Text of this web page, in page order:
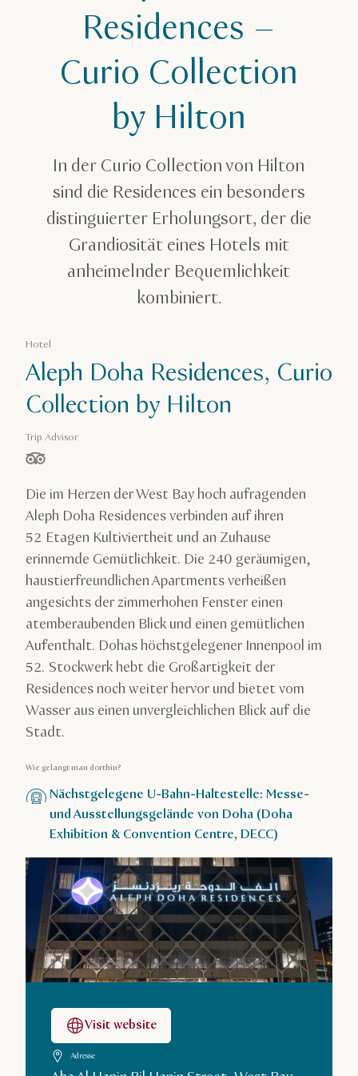
Aleph Doha Residences | Curio Collection by Hilton
Residences –
Curio Collection
by Hilton
In der Curio Collection von Hilton
sind die Residences ein besonders
distinguierter Erholungsort, der die
Grandiosität eines Hotels mit
anheimelnder Bequemlichkeit
kombiniert.
Hotel
Aleph Doha Residences, Curio
Collection by Hilton
Trip Advisor
von 5 Sternen, basierend auf
Die im Herzen der West Bay hoch aufragenden
Aleph Doha Residences verbinden auf ihren
52 Etagen Kultiviertheit und an Zuhause
erinnernde Gemütlichkeit. Die 240 geräumigen,
haustierfreundlichen Apartments verheißen
angesichts der zimmerhohen Fenster einen
atemberaubenden Blick und einen gemütlichen
Aufenthalt. Dohas höchstgelegener Innenpool im
52. Stockwerk hebt die Großartigkeit der
Residences noch weiter hervor und bietet vom
Wasser aus einen unvergleichlichen Blick auf die
Stadt.
Wie gelangt man dorthin?
Nächstgelegene U-Bahn-Haltestelle: Messe-
und Ausstellungsgelände von Doha (Doha
Exhibition & Convention Centre, DECC)
Visit website
Adresse